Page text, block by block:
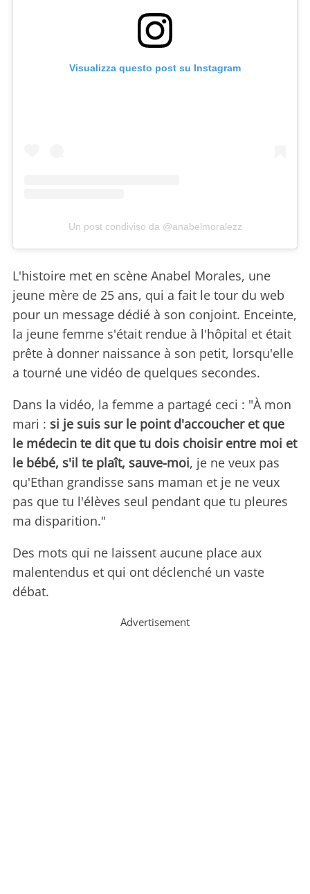
Visualizza questo post su Instagram
Un post condiviso da @anabelmoralezz
L'histoire met en scène Anabel Morales, une
jeune mère de 25 ans, qui a fait le tour du web
pour un message dédié à son conjoint. Enceinte,
la jeune femme s'était rendue à l'hôpital et était
prête à donner naissance à son petit, lorsqu'elle
a tourné une vidéo de quelques secondes.
Dans la vidéo, la femme a partagé ceci : "À mon
mari : si je suis sur le point d'accoucher et que
le médecin te dit que tu dois choisir entre moi et
le bébé, s'il te plaît, sauve-moi, je ne veux pas
qu'Ethan grandisse sans maman et je ne veux
pas que tu l'élèves seul pendant que tu pleures
ma disparition."
Des mots qui ne laissent aucune place aux
malentendus et qui ont déclenché un vaste
débat.
Advertisement